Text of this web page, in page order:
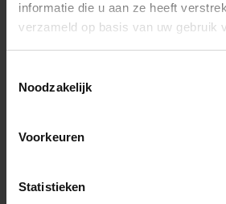
informatie die u aan ze heeft
verzameld op basis van uw gebruik
Noodzakelijk
Voorkeuren
Statistieken
Terugtraprem en 1 handrem
€281,00